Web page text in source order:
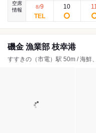
空席
情報
8/9 10
磯金 漁業部 枝幸港
すすきの（市電）駅 50m / 海鮮